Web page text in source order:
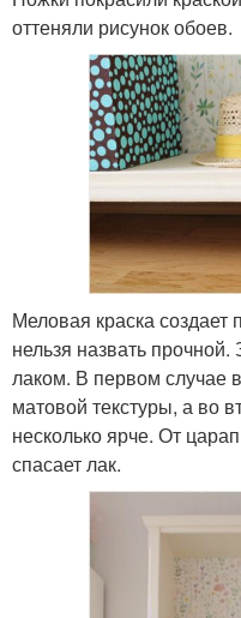
оттеняли рисунок обоев.
Меловая краска
нельзя назвать
лаком. В первом случае
матовой текстуры, а во
несколько ярче. От
спасает лак.